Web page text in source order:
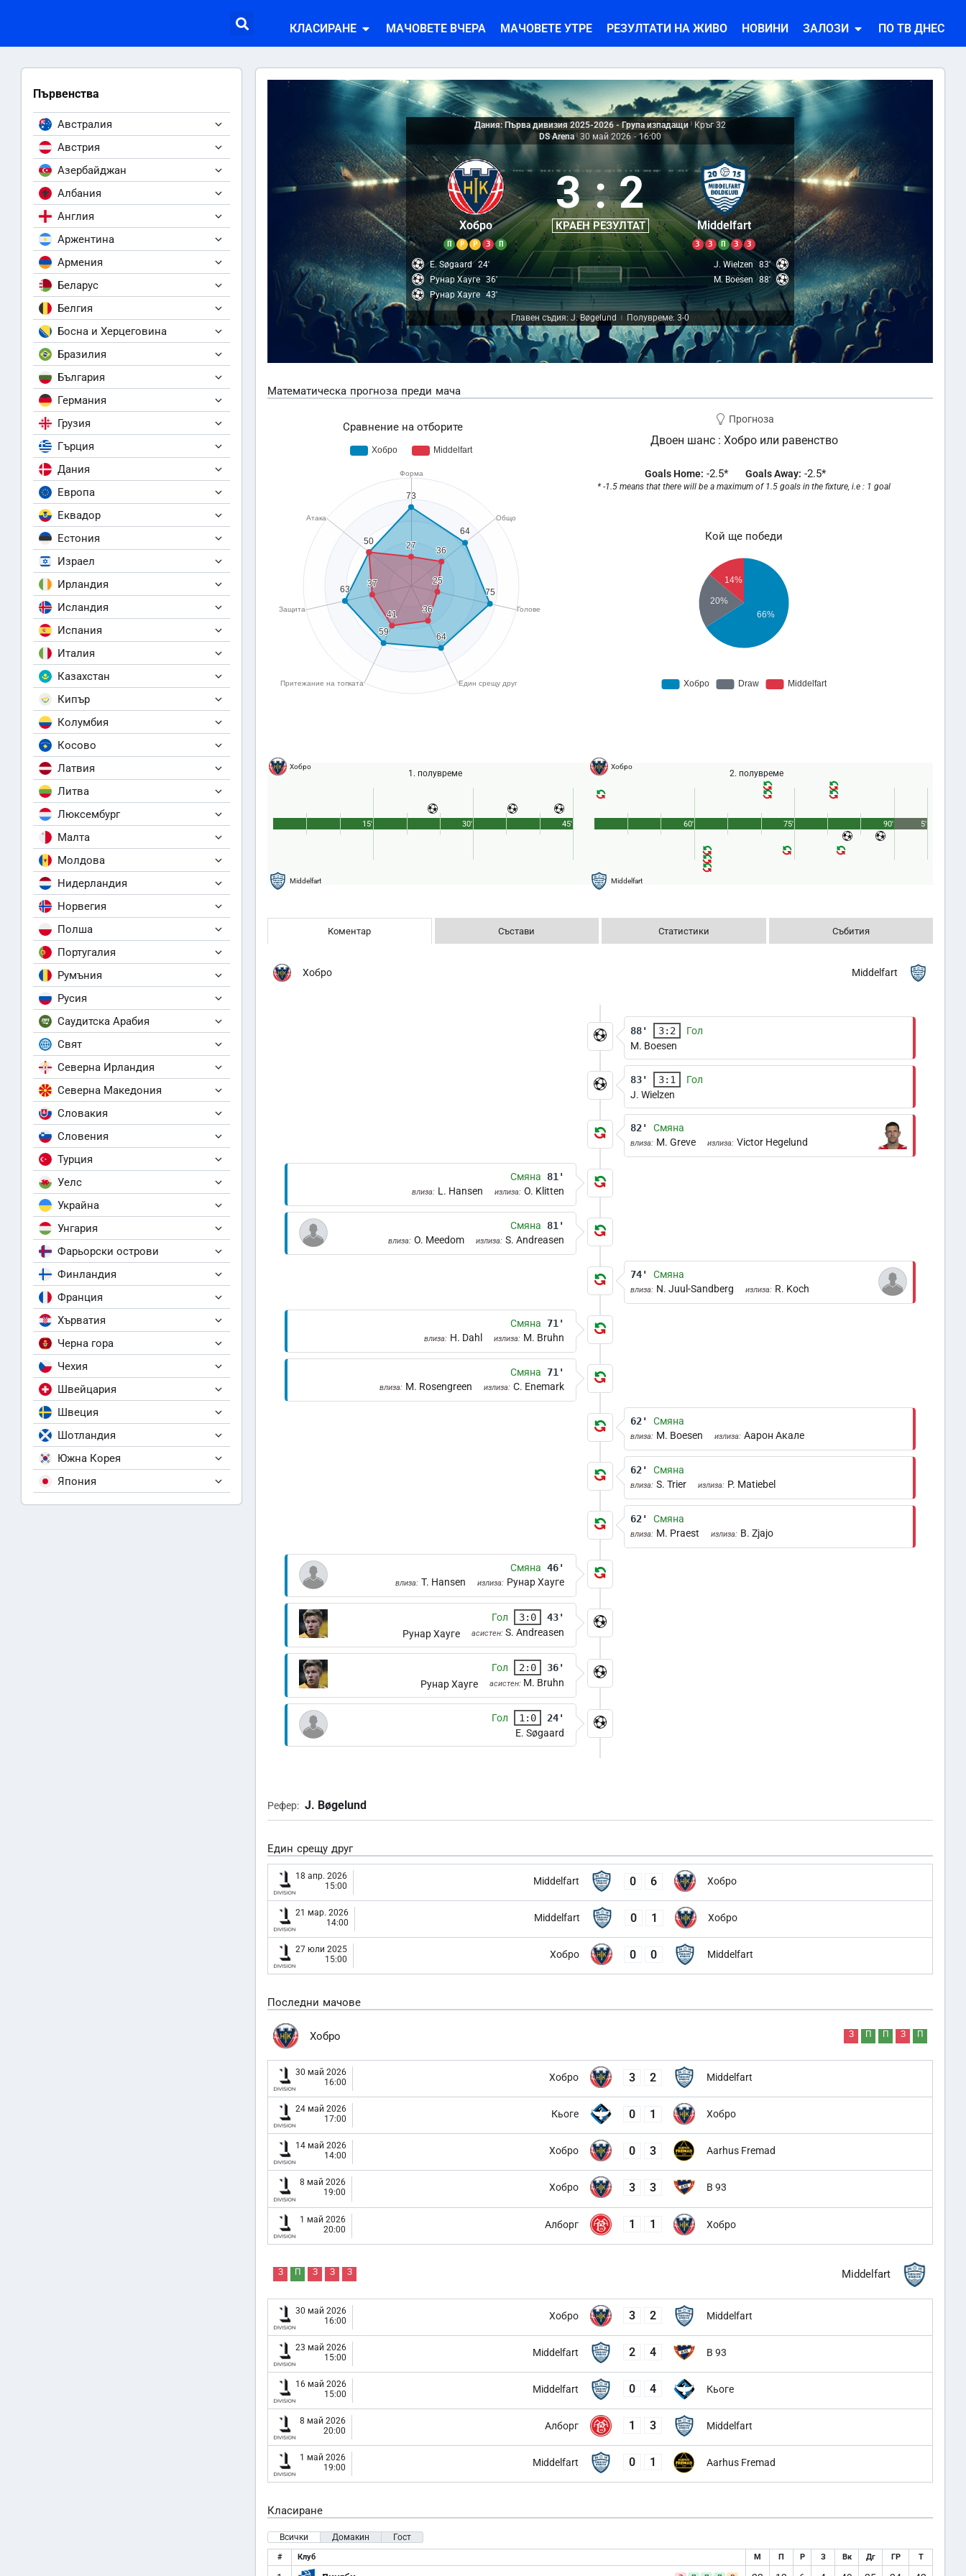
КЛАСИРАНЕ МАЧОВЕТЕ ВЧЕРА МАЧОВЕТЕ УТРЕ РЕЗУЛТАТИ НА ЖИВО НОВИНИ ЗАЛОЗИ ПО ТВ ДНЕС
Първенства
Австралия
Австрия
Азербайджан
Албания
Англия
Аржентина
Армения
Беларус
Белгия
Босна и Херцеговина
Бразилия
България
Германия
Грузия
Гърция
Дания
Европа
Еквадор
Естония
Израел
Ирландия
Исландия
Испания
Италия
Казахстан
Кипър
Колумбия
Косово
Латвия
Литва
Люксембург
Малта
Молдова
Нидерландия
Норвегия
Полша
Португалия
Румъния
Русия
Саудитска Арабия
Свят
Северна Ирландия
Северна Македония
Словакия
Словения
Турция
Уелс
Украйна
Унгария
Фарьорски острови
Финландия
Франция
Хърватия
Черна гора
Чехия
Швейцария
Швеция
Шотландия
Южна Корея
Япония
Дания: Първа дивизия 2025-2026 - Група изпадащи
Кръг 32
DS Arena | 30 май 2026 - 16:00
Хобро
П Р Р З П
3 : 2
КРАЕН РЕЗУЛТАТ Middelfart
З З П З З
E. Søgaard 24'
Рунар Хауге 36'
Рунар Хауге 43'
J. Wielzen 83'
M. Boesen
88'
Главен съдия: J. Bøgelund Полувреме: 3-0
Математическа прогноза преди мача
Сравнение на отборите
Прогноза
Двоен шанс : Хобро или равенство
Goals Home: -2.5* Goals Away: -2.5*
* -1.5 means that there will be a maximum of 1.5 goals in the fixture, i.e : 1 goal
Кой ще победи
Хобро
1. полувреме
Middelfart
45'
15' 30'
Хобро
2. полувреме
Middelfart
90'
60' 75' 5'
Коментар Състави Статистики Събития
Хобро Middelfart
88' 3:2
Гол
M. Boesen
83' 3:1
Гол
J. Wielzen
82' Смяна
влиза: M. Greve излиза: Victor Hegelund
Смяна 81'
влиза: L. Hansen излиза: O. Klitten
Смяна 81'
влиза: O. Meedom излиза: S. Andreasen
74' Смяна
влиза: N. Juul-Sandberg излиза: R. Koch
Смяна 71'
влиза: H. Dahl излиза: M. Bruhn
Смяна 71'
влиза: M. Rosengreen излиза: C. Enemark
62' Смяна
влиза: M. Boesen излиза: Аарон Акале
62' Смяна
влиза: S. Trier излиза: P. Matiebel
62' Смяна
влиза: M. Praest излиза: B. Zjajo
Смяна 46'
влиза: T. Hansen излиза: Рунар Хауге
Гол 3:0
43'
Рунар Хауге
асистен: S. Andreasen
Гол 2:0
36'
Рунар Хауге
асистен: M. Bruhn
Гол 1:0
24'
E. Søgaard
Рефер: J. Bøgelund
Един срещу друг
18 апр. 2026
15:00
Middelfart 0 6 Хобро
21 мар. 2026
14:00
Middelfart 0 1 Хобро
27 юли 2025
15:00
Хобро 0 0 Middelfart
Последни мачове
Хобро З П П З П
30 май 2026
16:00
Хобро 3 2 Middelfart
24 май 2026
17:00
Кьоге 0 1 Хобро
14 май 2026
14:00
Хобро 0 3 Aarhus Fremad
8 май 2026
19:00
Хобро 3 3 B 93
1 май 2026
20:00
Алборг 1 1 Хобро
Middelfart
З П З З З
30 май 2026
16:00
Хобро 3 2 Middelfart
23 май 2026
15:00
Middelfart 2 4 B 93
16 май 2026
15:00
Middelfart 0 4 Кьоге
8 май 2026
20:00
Алборг 1 3 Middelfart
1 май 2026
19:00
Middelfart 0 1 Aarhus Fremad
Класиране
Всички Домакин Гост
# Клуб М П Р З Вк Дг ГР Т